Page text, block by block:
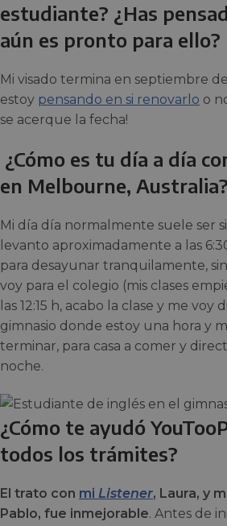
estudiante? ¿Has
aún es pronto para ello?
Mi visado termina en septiembre
estoy pensando en si renovarlo o
se acerque la fecha!
¿Cómo es tu día a día
en Melbourne, Australia?
Mi día día normalmente suele ser
levanto aproximadamente a las
para desayunar tranquilamente,
voy para el colegio (mis clases
las 12:15 h, acabo la clase y me voy
gimnasio donde estoy una hora y
terminar, para casa a comer y
noche.
¿Cómo te ayudó
todos los trámites?
El trato con mi Listener, Laura, y
Pablo, fue inmejorable. Antes de